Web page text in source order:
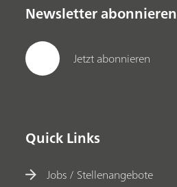
Newsletter abonnieren
Jetzt abonnieren
Quick Links
Jobs / Stellenangebote